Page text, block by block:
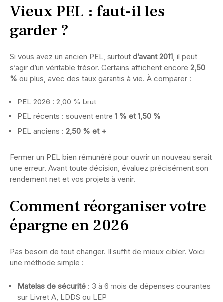
Vieux PEL : faut-il les
garder ?
Si vous avez un ancien PEL, surtout d’avant 2011 , il peut
s’agir d’un véritable trésor. Certains affichent encore 2,50
% ou plus, avec des taux garantis à vie. À comparer :
PEL 2026 : 2,00 % brut
PEL récents : souvent entre 1 % et 1,50 %
PEL anciens : 2,50 % et +
Fermer un PEL bien rémunéré pour ouvrir un nouveau serait
une erreur. Avant toute décision, évaluez précisément son
rendement net et vos projets à venir.
Comment réorganiser votre
épargne en 2026
Pas besoin de tout changer. Il suffit de mieux cibler. Voici
une méthode simple :
Matelas de sécurité : 3 à 6 mois de dépenses courantes
sur Livret A, LDDS ou LEP